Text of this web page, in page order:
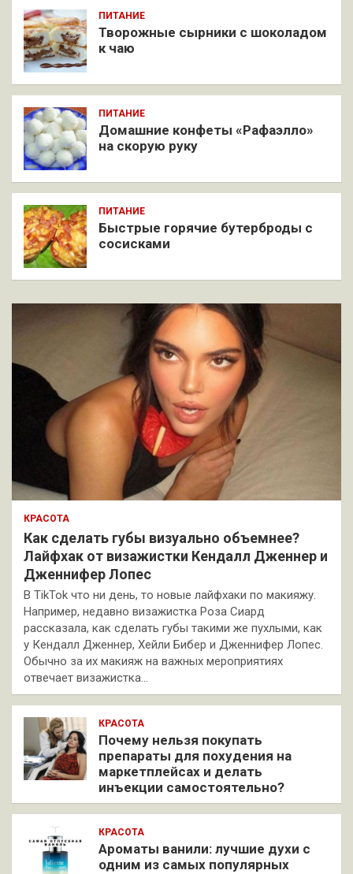
ПИТАНИЕ
Творожные сырники с шоколадом
к чаю
ПИТАНИЕ
Домашние конфеты «Рафаэлло»
на скорую руку
ПИТАНИЕ
Быстрые горячие бутерброды с
сосисками
КРАСОТА
Как сделать губы визуально объемнее?
Лайфхак от визажистки Кендалл Дженнер и
Дженнифер Лопес
В TikTok что ни день, то новые лайфхаки по макияжу.
Например, недавно визажистка Роза Сиард
рассказала, как сделать губы такими же пухлыми, как
у Кендалл Дженнер, Хейли Бибер и Дженнифер Лопес.
Обычно за их макияж на важных мероприятиях
отвечает визажистка…
КРАСОТА
Почему нельзя покупать
препараты для похудения на
маркетплейсах и делать
инъекции самостоятельно?
КРАСОТА
Ароматы ванили: лучшие духи с
одним из самых популярных